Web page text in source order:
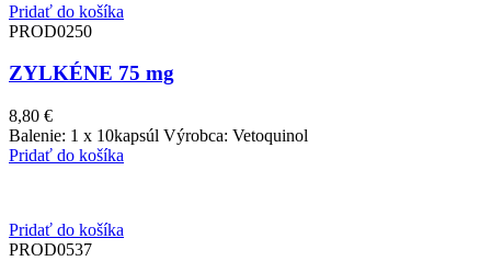
Pridať do košíka
PROD0250
ZYLKÉNE 75 mg
8,80 €
Balenie: 1 x 10kapsúl Výrobca: Vetoquinol
Pridať do košíka
Pridať do košíka
PROD0537